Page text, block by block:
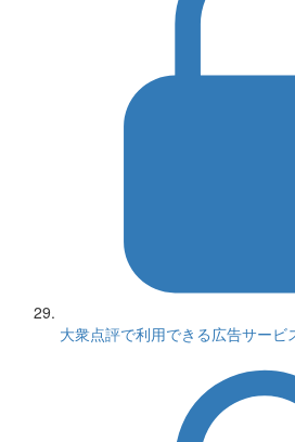
大衆点評で利用できる広告サービ